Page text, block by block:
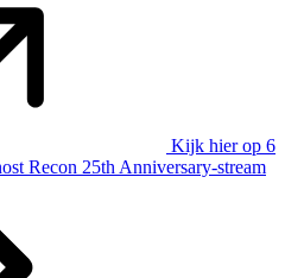
Kijk hier op 6
Recon 25th Anniversary-stream